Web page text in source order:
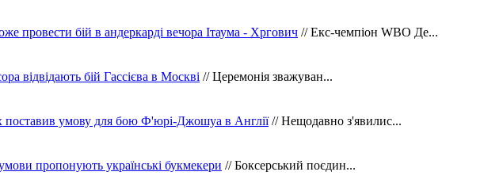
провести бій в андеркарді вечора Ітаума - Хргович // Екс-чемпіон WBO Де...
відвідають бій Гассієва в Москві // Церемонія зважуван...
умову для бою Ф'юрі-Джошуа в Англії// Нещодавно з'явилис...
пропонують українські букмекери // Боксерський поєдин...